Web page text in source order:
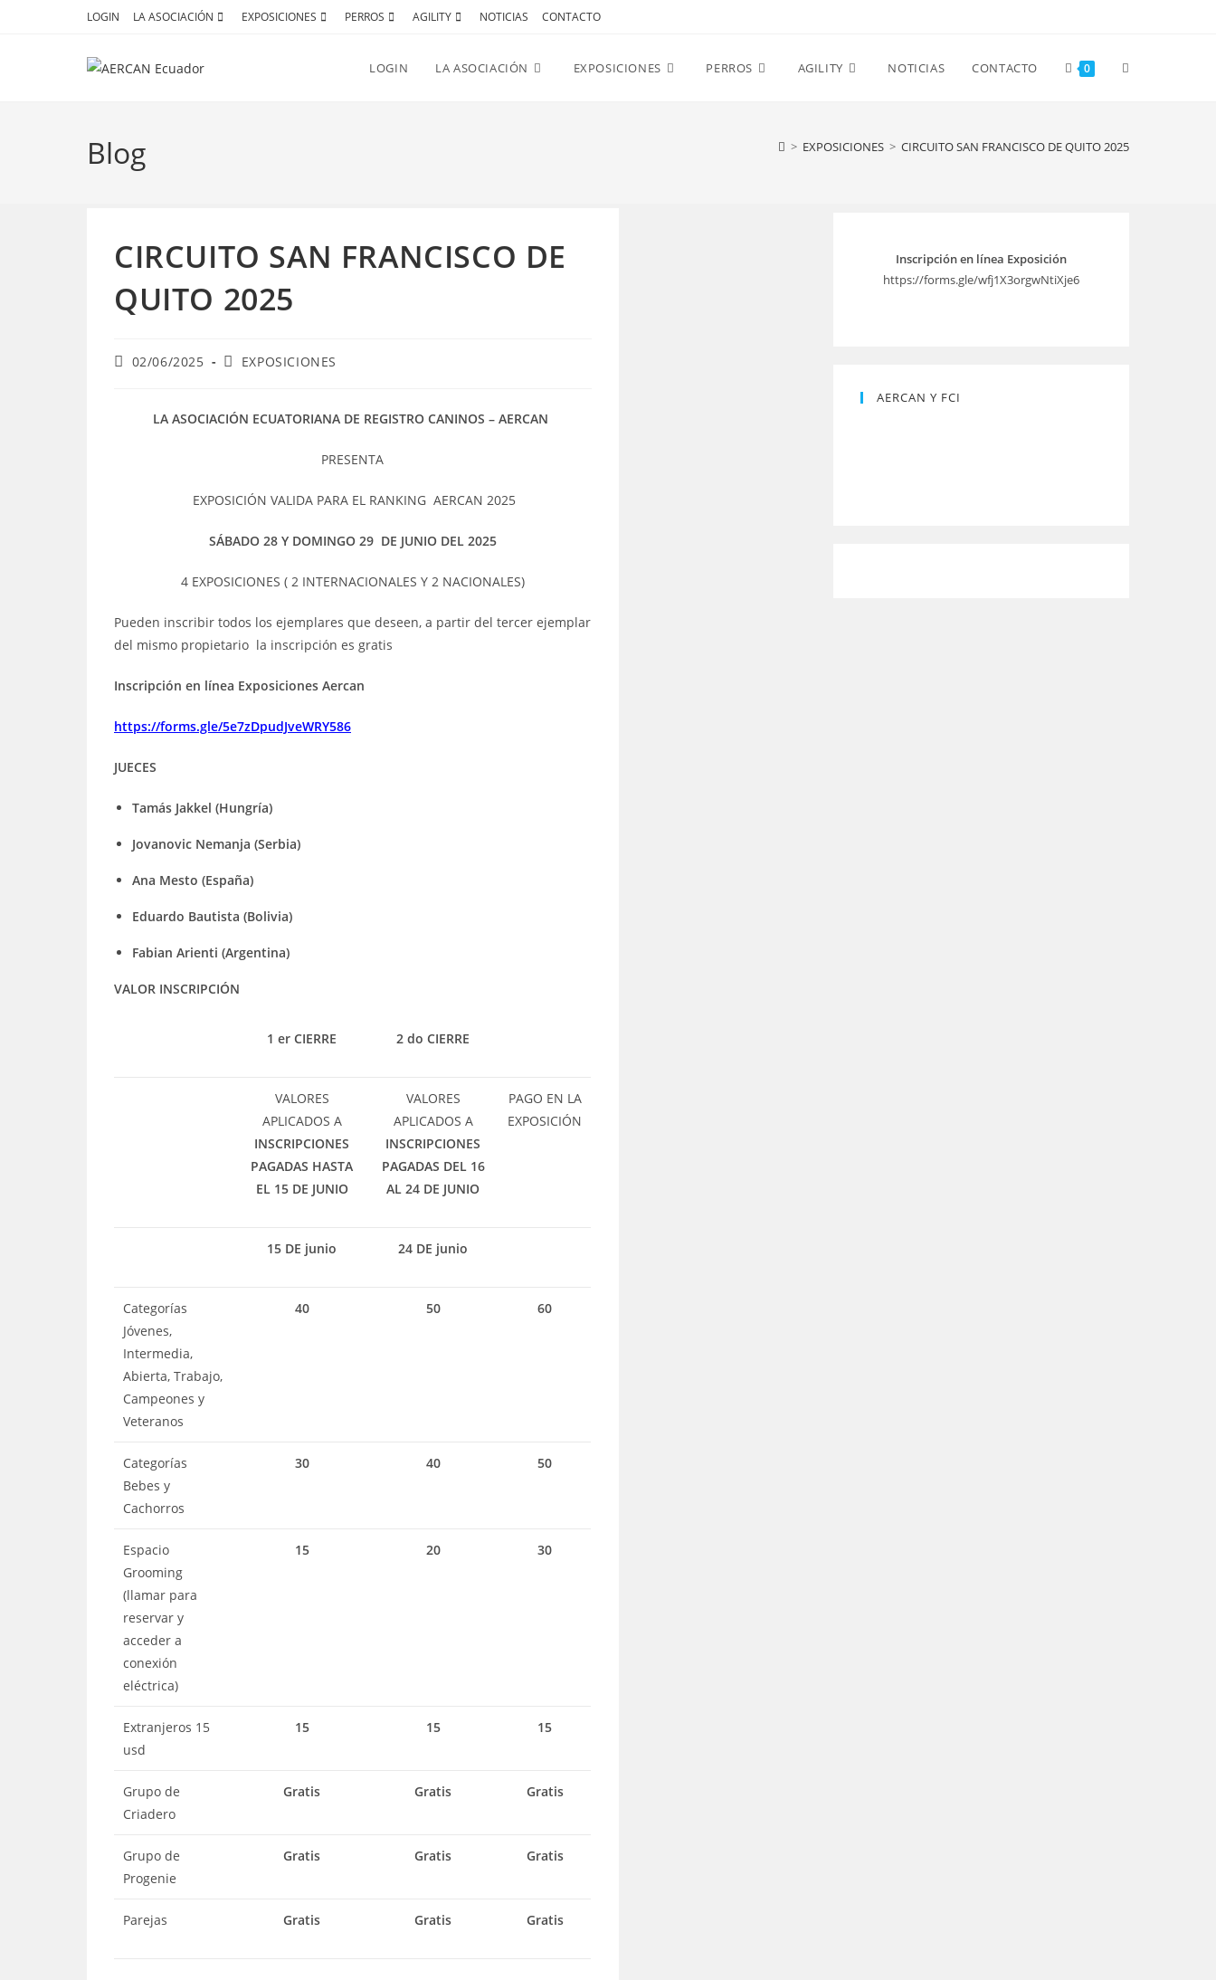
LOGIN LA ASOCIACIÓN EXPOSICIONES PERROS AGILITY NOTICIAS CONTACTO
LOGIN LA ASOCIACIÓN EXPOSICIONES PERROS AGILITY NOTICIAS CONTACTO 0 Alternar
Blog > EXPOSICIONES > CIRCUITO SAN FRANCISCO DE QUITO 2025
CIRCUITO SAN FRANCISCO DE
QUITO 2025
Publicación
entrada:
02/06/2025
Categoría
entrada:
EXPOSICIONES
LA ASOCIACIÓN ECUATORIANA DE REGISTRO CANINOS – AERCAN
PRESENTA
EXPOSICIÓN VALIDA PARA EL RANKING AERCAN 2025
SÁBADO 28 Y DOMINGO 29 DE JUNIO DEL 2025
4 EXPOSICIONES ( 2 INTERNACIONALES Y 2 NACIONALES)
Pueden inscribir todos los ejemplares que deseen, a partir del tercer ejemplar
del mismo propietario la inscripción es gratis
Inscripción en línea Exposiciones Aercan
https://forms.gle/5e7zDpudJveWRY586
JUECES
Tamás Jakkel (Hungría)
Jovanovic Nemanja (Serbia)
Ana Mesto (España)
Eduardo Bautista (Bolivia)
Fabian Arienti (Argentina)
VALOR INSCRIPCIÓN
1 er CIERRE 2 do CIERRE
VALORES
APLICADOS A
INSCRIPCIONES
PAGADAS HASTA
EL 15 DE JUNIO
VALORES
APLICADOS A
INSCRIPCIONES
PAGADAS DEL 16
AL 24 DE JUNIO
PAGO EN LA
EXPOSICIÓN
15 DE junio 24 DE junio
Categorías
Jóvenes,
Intermedia,
Abierta, Trabajo,
Campeones y
Veteranos
40 50 60
Categorías
Bebes y
Cachorros
30 40 50
Espacio
Grooming
(llamar para
reservar y
acceder a
conexión
eléctrica)
15 20 30
Extranjeros 15
usd
15 15 15
Grupo de
Criadero
Gratis Gratis Gratis
Grupo de
Progenie
Gratis Gratis Gratis
Parejas Gratis Gratis Gratis
Inscripción en línea Exposición
https://forms.gle/wfj1X3orgwNtiXje6
AERCAN Y FCI